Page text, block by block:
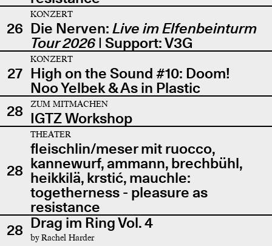
26
KONZERT
Die Nerven: Live im Elfenbeinturm
Tour 2026| Support: V3G
27
KONZERT
High on the Sound #10: Doom!
Noo Yelbek & As in Plastic
28
ZUM MITMACHEN
IGTZ Workshop
28
THEATER
fleischlin/meser mit ruocco,
kannewurf, ammann, brechbühl,
heikkilä, krstić, mauchle:
togetherness - pleasure as
resistance
28 Drag im Ring Vol. 4
by Rachel Harder